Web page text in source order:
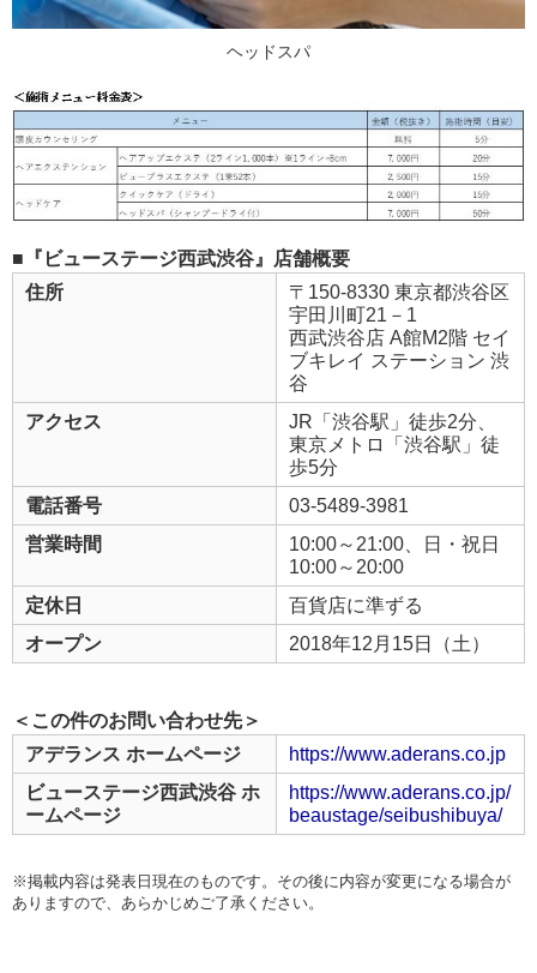
ヘッドスパ
■『ビューステージ西武渋谷』店舗概要
住所
〒150-8330 東京都渋谷区
宇田川町21－1
西武渋谷店 A館M2階 セイ
ブキレイ ステーション 渋
谷
アクセス
JR「渋谷駅」徒歩2分、
東京メトロ「渋谷駅」徒
歩5分
電話番号
03-5489-3981
営業時間
10:00～21:00、日・祝日
10:00～20:00
定休日
百貨店に準ずる
オープン
2018年12月15日（土）
＜この件のお問い合わせ先＞
アデランス ホームページ
https://www.aderans.co.jp
ビューステージ西武渋谷 ホ
ームページ
https://www.aderans.co.jp/
beaustage/seibushibuya/
※掲載内容は発表日現在のものです。その後に内容が変更になる場合が
ありますので、あらかじめご了承ください。